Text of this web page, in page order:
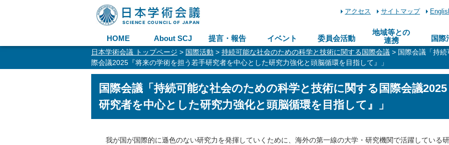
アクセス サイトマップ
HOME About SCJ 提言・報告 イベント 委員会活動
地域等との
連携
国際
日本学術会議 トップページ > 国際活動 > 持続可能な社会のための科学と技術に関する国際会議 > 国際会議「持
際会議2025『将来の学術を担う若手研究者を中心とした研究力強化と頭脳循環を目指して』」
国際会議「持続可能な社会のための科学と技術に関する国際会議
研究者を中心とした研究力強化と頭脳循環を目指して』」
我が国が国際的に遜色のない研究力を発揮していくために、海外の第一線の大学・研究機関で活躍している